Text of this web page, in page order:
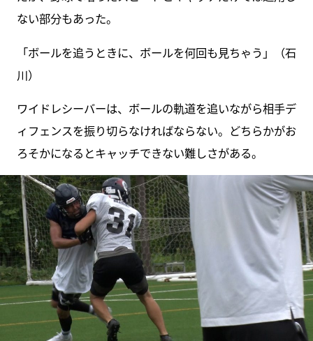
ない部分もあった。
「ボールを追うときに、ボールを何回も見ちゃう」（石
川）
ワイドレシーバーは、ボールの軌道を追いながら相手デ
ィフェンスを振り切らなければならない。どちらかがお
ろそかになるとキャッチできない難しさがある。